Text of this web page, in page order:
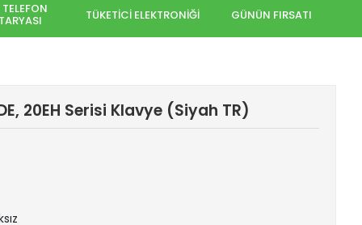
TÜKETİCİ ELEKTRONİĞİ GÜNÜN FIRSATI
20EH Serisi Klavye (Siyah TR)